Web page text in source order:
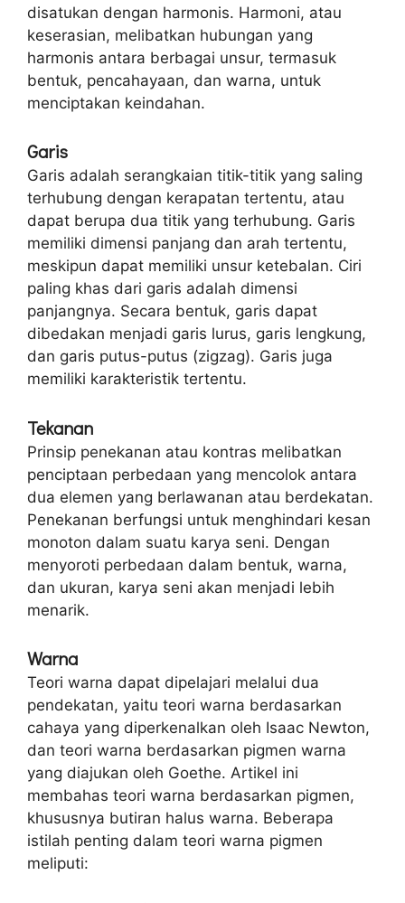
disatukan dengan harmonis. Harmoni, atau
keserasian, melibatkan hubungan yang
harmonis antara berbagai unsur, termasuk
bentuk, pencahayaan, dan warna, untuk
menciptakan keindahan.
Garis
Garis adalah serangkaian titik-titik yang saling
terhubung dengan kerapatan tertentu, atau
dapat berupa dua titik yang terhubung. Garis
memiliki dimensi panjang dan arah tertentu,
meskipun dapat memiliki unsur ketebalan. Ciri
paling khas dari garis adalah dimensi
panjangnya. Secara bentuk, garis dapat
dibedakan menjadi garis lurus, garis lengkung,
dan garis putus-putus (zigzag). Garis juga
memiliki karakteristik tertentu.
Tekanan
Prinsip penekanan atau kontras melibatkan
penciptaan perbedaan yang mencolok antara
dua elemen yang berlawanan atau berdekatan.
Penekanan berfungsi untuk menghindari kesan
monoton dalam suatu karya seni. Dengan
menyoroti perbedaan dalam bentuk, warna,
dan ukuran, karya seni akan menjadi lebih
menarik.
Warna
Teori warna dapat dipelajari melalui dua
pendekatan, yaitu teori warna berdasarkan
cahaya yang diperkenalkan oleh Isaac Newton,
dan teori warna berdasarkan pigmen warna
yang diajukan oleh Goethe. Artikel ini
membahas teori warna berdasarkan pigmen,
khususnya butiran halus warna. Beberapa
istilah penting dalam teori warna pigmen
meliputi: